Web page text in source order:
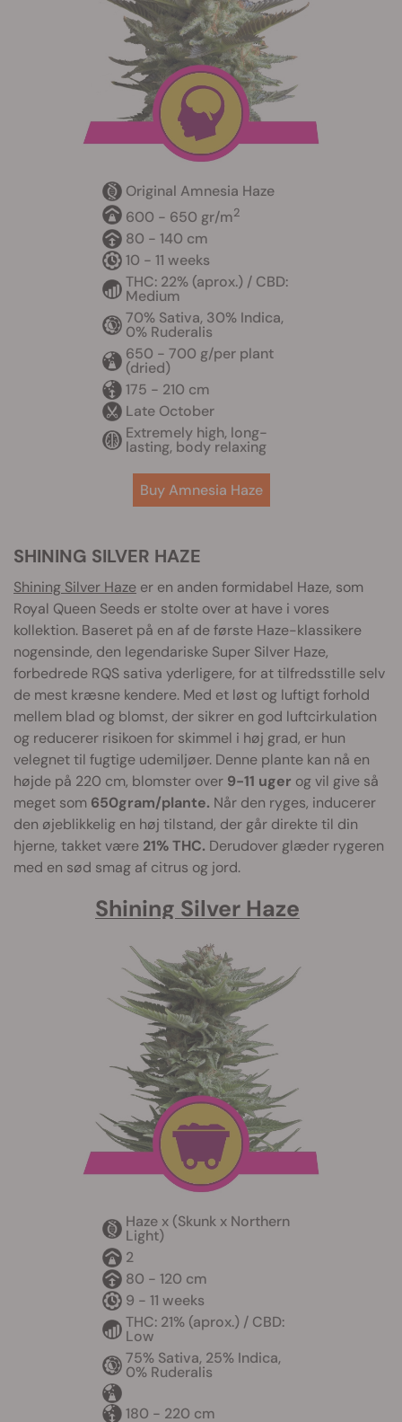
Original Amnesia Haze
600 - 650 gr/m2
80 - 140 cm
10 - 11 weeks
THC: 22% (aprox.) / CBD:
Medium
70% Sativa, 30% Indica,
0% Ruderalis
650 - 700 g/per plant
(dried)
175 - 210 cm
Late October
Extremely high, long-
lasting, body relaxing
Buy Amnesia Haze
SHINING SILVER HAZE
Shining Silver Haze er en anden formidabel Haze, som
Royal Queen Seeds er stolte over at have i vores
kollektion. Baseret på en af de første Haze-klassikere
nogensinde, den legendariske Super Silver Haze,
forbedrede RQS sativa yderligere, for at tilfredsstille selv
de mest kræsne kendere. Med et løst og luftigt forhold
mellem blad og blomst, der sikrer en god luftcirkulation
og reducerer risikoen for skimmel i høj grad, er hun
velegnet til fugtige udemiljøer. Denne plante kan nå en
højde på 220 cm, blomster over 9-11 uger og vil give så
meget som 650gram/plante. Når den ryges, inducerer
den øjeblikkelig en høj tilstand, der går direkte til din
hjerne, takket være 21% THC. Derudover glæder rygeren
med en sød smag af citrus og jord.
Shining Silver Haze
Haze x (Skunk x Northern
Light)
2
80 - 120 cm
9 - 11 weeks
THC: 21% (aprox.) / CBD:
Low
75% Sativa, 25% Indica,
0% Ruderalis
180 - 220 cm